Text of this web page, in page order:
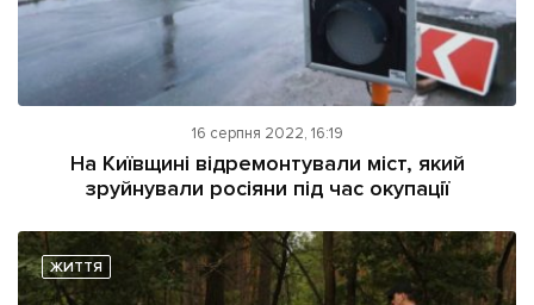
16 серпня 2022, 16:19
На Київщині відремонтували міст, який
зруйнували росіяни під час окупації
ЖИТТЯ